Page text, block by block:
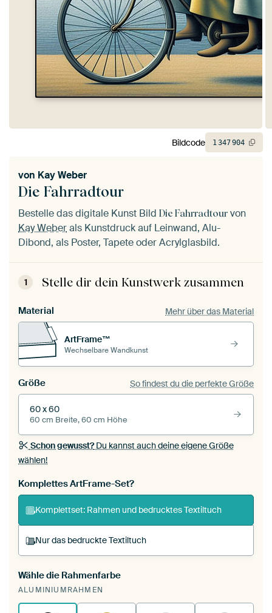
Die Fahrradtour
von Kay Weber
Bestelle das digitale Kunst Bild Die Fahrradtour von
Kay Weberals Kunstdruck auf Leinwand, Alu-
Dibond, als Poster, Tapete oder Acrylglasbild.
1 Stelle dir dein Kunstwerk zusammen
Material Mehr über das Material
ArtFrame™
Wechselbare Wandkunst
Größe So findest du die perfekte Größe
60 x 60
60 cm Breite, 60 cm Höhe
Schon gewusst?Du kannst auch deine eigene Größe
wählen!
Komplettes ArtFrame-Set?
Komplettset: Rahmen und bedrucktes Textiltuch
Nur das bedruckte Textiltuch
Du spannst einen wechselbaren Textiltuch in
deinen vorhandenen ArtFrame™.
funktioniert es.
Wähle die Rahmenfarbe
ALUMINIUMRAHMEN
Bildcode 1347904